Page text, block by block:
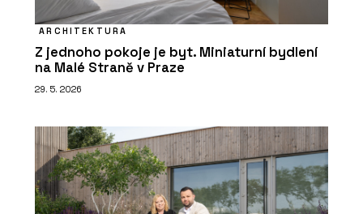
ARCHITEKTURA
Z jednoho pokoje je byt. Miniaturní bydlení
na Malé Straně v Praze
29. 5. 2026